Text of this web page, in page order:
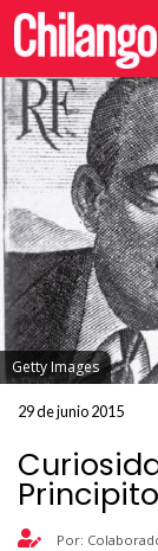
Getty Images
29 de junio 2015
Por: